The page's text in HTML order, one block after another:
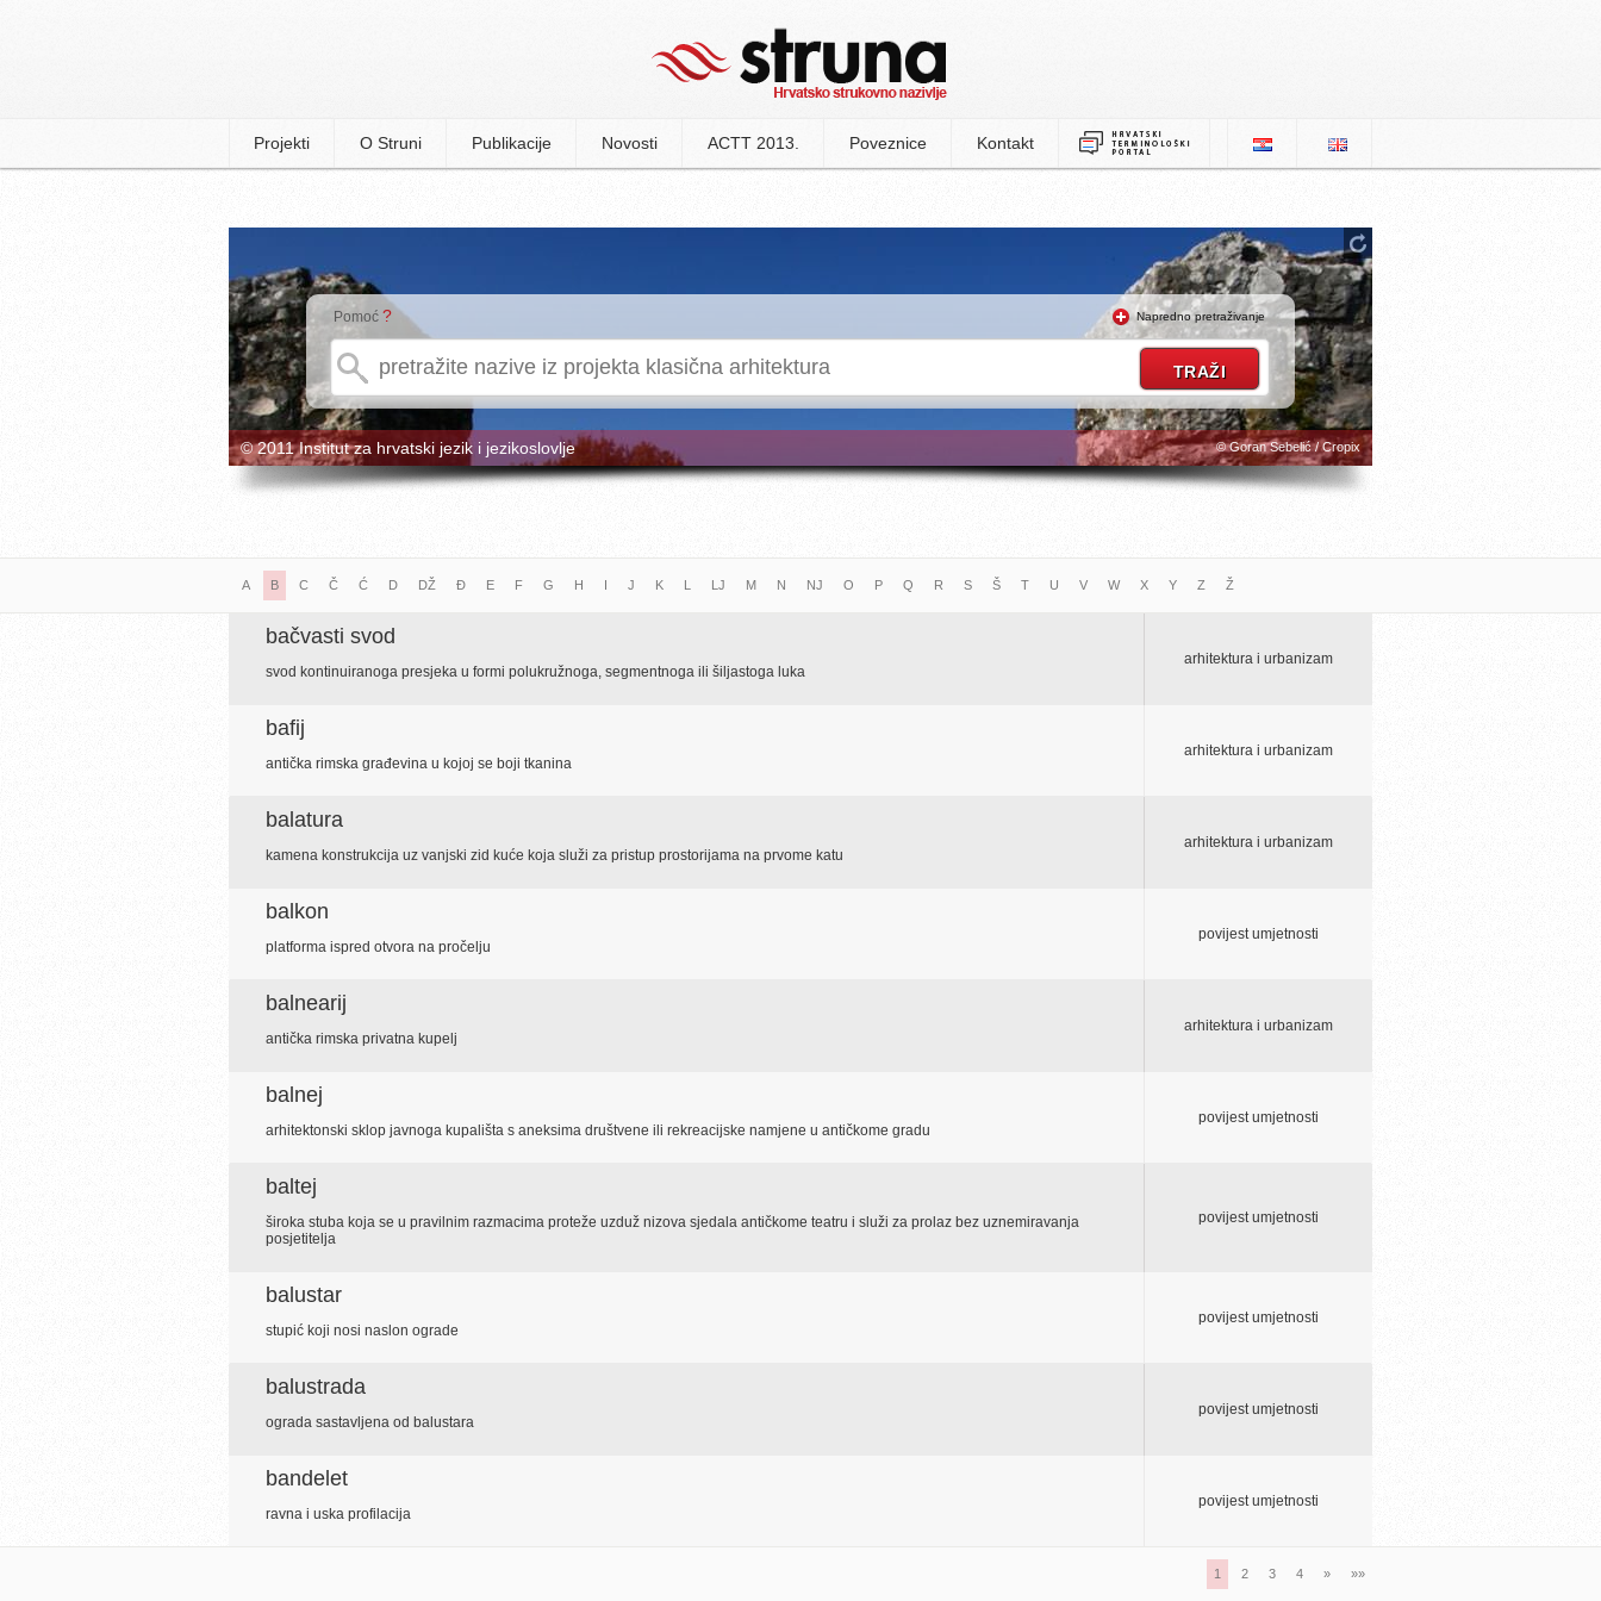
Projekti O Struni Publikacije Novosti ACTT 2013. Poveznice Kontakt
Pomoć ? Napredno pretraživanje
© 2011 Institut za hrvatski jezik i jezikoslovlje © Goran Sebelić / Cropix
A B C Č Ć D DŽ Đ E F G H I J K L LJ M N NJ O P Q R S Š T U V W X Y Z Ž
bačvasti svod
svod kontinuiranoga presjeka u formi polukružnoga, segmentnoga ili šiljastoga luka
arhitektura i urbanizam
bafij
antička rimska građevina u kojoj se boji tkanina
arhitektura i urbanizam
balatura
kamena konstrukcija uz vanjski zid kuće koja služi za pristup prostorijama na prvome katu
arhitektura i urbanizam
balkon
platforma ispred otvora na pročelju
povijest umjetnosti
balnearij
antička rimska privatna kupelj
arhitektura i urbanizam
balnej
arhitektonski sklop javnoga kupališta s aneksima društvene ili rekreacijske namjene u antičkome gradu
povijest umjetnosti
baltej
široka stuba koja se u pravilnim razmacima proteže uzduž nizova sjedala antičkome teatru i služi za prolaz bez uznemiravanja
posjetitelja
povijest umjetnosti
balustar
stupić koji nosi naslon ograde
povijest umjetnosti
balustrada
ograda sastavljena od balustara
povijest umjetnosti
bandelet
ravna i uska profilacija
povijest umjetnosti
1 2 3 4 » »»